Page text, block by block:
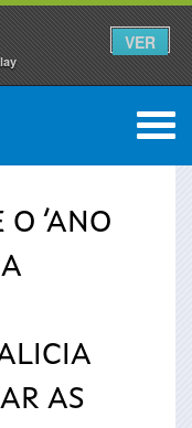
VER
0
‘ANO
AS